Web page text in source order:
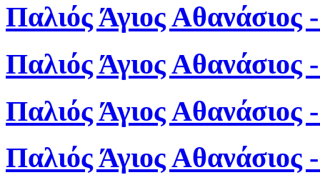
Παλιός Άγιος Αθανάσιος
Παλιός Άγιος Αθανάσιος
Παλιός Άγιος Αθανάσιος
Παλιός Άγιος Αθανάσιος